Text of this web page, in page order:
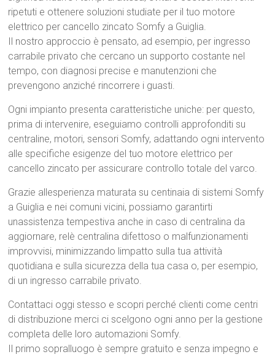
ripetuti e ottenere soluzioni studiate per il tuo motore
elettrico per cancello zincato Somfy a Guiglia.
Il nostro approccio è pensato, ad esempio, per ingresso
carrabile privato che cercano un supporto costante nel
tempo, con diagnosi precise e manutenzioni che
prevengono anziché rincorrere i guasti.
Ogni impianto presenta caratteristiche uniche: per questo,
prima di intervenire, eseguiamo controlli approfonditi su
centraline, motori, sensori Somfy, adattando ogni intervento
alle specifiche esigenze del tuo motore elettrico per
cancello zincato per assicurare controllo totale del varco.
Grazie allesperienza maturata su centinaia di sistemi Somfy
a Guiglia e nei comuni vicini, possiamo garantirti
unassistenza tempestiva anche in caso di centralina da
aggiornare, relè centralina difettoso o malfunzionamenti
improvvisi, minimizzando limpatto sulla tua attività
quotidiana e sulla sicurezza della tua casa o, per esempio,
di un ingresso carrabile privato.
Contattaci oggi stesso e scopri perché clienti come centri
di distribuzione merci ci scelgono ogni anno per la gestione
completa delle loro automazioni Somfy.
Il primo sopralluogo è sempre gratuito e senza impegno e